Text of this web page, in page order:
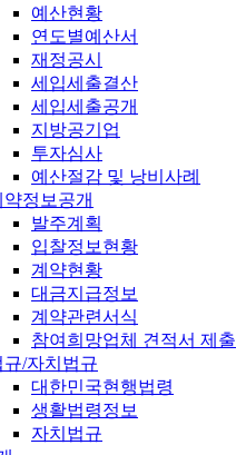
예산현황
연도별예산서
재정공시
세입세출결산
세입세출공개
지방공기업
투자심사
예산절감 및 낭비사례
약정보공개
발주계획
입찰정보현황
계약현황
대금지급정보
계약관련서식
참여희망업체 견적서 제출
규/자치법규
대한민국현행법령
생활법령정보
자치법규